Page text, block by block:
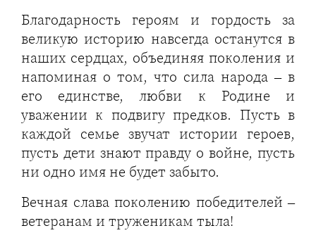
Благодарность героям и гордость за
великую историю навсегда останутся в
наших сердцах, объединяя поколения и
напоминая о том, что сила народа – в
его единстве, любви к Родине и
уважении к подвигу предков. Пусть в
каждой семье звучат истории героев,
пусть дети знают правду о войне, пусть
ни одно имя не будет забыто.
Вечная слава поколению победителей –
ветеранам и труженикам тыла!